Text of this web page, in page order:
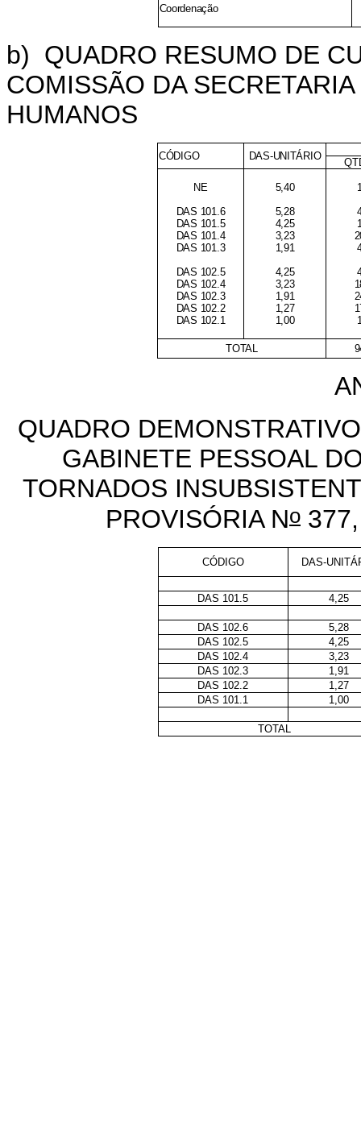
Coordenação
b) QUADRO RESUMO DE
COMISSÃO DA
HUMANOS
CÓDIGO DAS-UNITÁRIO
NE 5,40
DAS 101.6
5,28
DAS 101.5
4,25
DAS 101.4
3,23
DAS 101.3
1,91
DAS 102.5
4,25
DAS 102.4
3,23
DAS 102.3
1,91
DAS 102.2
1,27
DAS 102.1
1,00
TOTAL
QUADRO
GABINETE PESSOAL
TORNADOS
PROVISÓRIA No
CÓDIGO DAS-
DAS 101.5 4,25
DAS 102.6
5,28
DAS 102.5
4,25
DAS 102.4
3,23
DAS 102.3
1,91
DAS 102.2
1,27
DAS 101.1
1,00
TOTAL